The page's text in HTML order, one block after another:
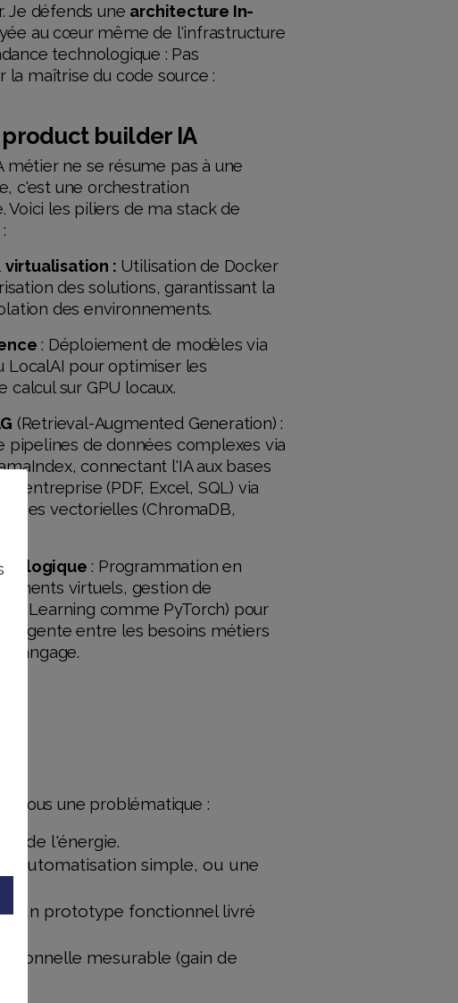
Je défends une architecture In-
au cœur même de l'infrastructure
technologique : Pas
maîtrise du code source :
product builder IA
métier ne se résume pas à une
c'est une orchestration
Voici les piliers de ma stack de
: Utilisation de Docker
des solutions, garantissant la
des environnements.
: Déploiement de modèles via
LocalAI pour optimiser les
calcul sur GPU locaux.
(Retrieval-Augmented Generation) :
pipelines de données complexes via
connectant l'IA aux bases
l'entreprise (PDF, Excel, SQL) via
vectorielles (ChromaDB,
& logique : Programmation en
virtuels, gestion de
Learning comme PyTorch) pour
entre les besoins métiers
langage.
une problématique :
de l'énergie.
l'automatisation simple, ou une
prototype fonctionnel livré
mesurable (gain de